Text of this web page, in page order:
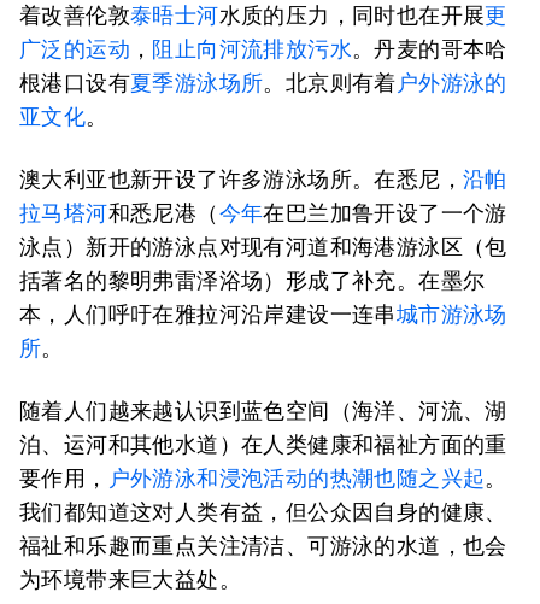
着改善伦敦泰晤士河水质的压力，同时也在开展更
广泛的运动 ， 阻止向河流排放污水。丹麦的哥本哈
根港口设有夏季游泳场所。北京则有着 户外游泳的
亚文化。
澳大利亚也新开设了许多游泳场所。在悉尼， 沿帕
拉马塔河和悉尼港（今年在巴兰加鲁开设了一个游
泳点）新开的游泳点对现有河道和海港游泳区（包
括著名的黎明弗雷泽浴场）形成了补充。在墨尔
本，人们呼吁在雅拉河沿岸建设一连串城市游泳场
所。
随着人们越来越认识到蓝色空间（海洋、河流、湖
泊、运河和其他水道）在人类健康和福祉方面的重
要作用， 户外游泳和浸泡活动的热潮也随之兴起。
我们都知道这对人类有益，但公众因自身的健康、
福祉和乐趣而重点关注清洁、可游泳的水道，也会
为环境带来巨大益处。